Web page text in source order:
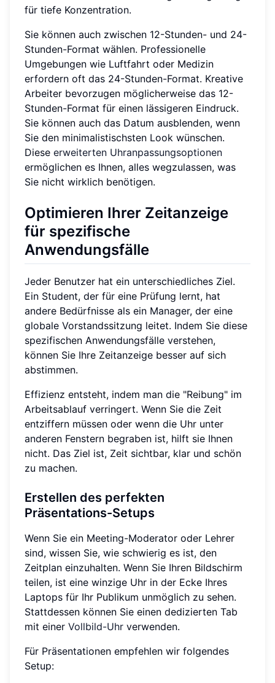
für tiefe Konzentration.
Sie können auch zwischen 12-Stunden- und 24-
Stunden-Format wählen. Professionelle
Umgebungen wie Luftfahrt oder Medizin
erfordern oft das 24-Stunden-Format. Kreative
Arbeiter bevorzugen möglicherweise das 12-
Stunden-Format für einen lässigeren Eindruck.
Sie können auch das Datum ausblenden, wenn
Sie den minimalistischsten Look wünschen.
Diese erweiterten Uhranpassungsoptionen
ermöglichen es Ihnen, alles wegzulassen, was
Sie nicht wirklich benötigen.
Optimieren Ihrer Zeitanzeige
für spezifische
Anwendungsfälle
Jeder Benutzer hat ein unterschiedliches Ziel.
Ein Student, der für eine Prüfung lernt, hat
andere Bedürfnisse als ein Manager, der eine
globale Vorstandssitzung leitet. Indem Sie diese
spezifischen Anwendungsfälle verstehen,
können Sie Ihre Zeitanzeige besser auf sich
abstimmen.
Effizienz entsteht, indem man die "Reibung" im
Arbeitsablauf verringert. Wenn Sie die Zeit
entziffern müssen oder wenn die Uhr unter
anderen Fenstern begraben ist, hilft sie Ihnen
nicht. Das Ziel ist, Zeit sichtbar, klar und schön
zu machen.
Erstellen des perfekten
Präsentations-Setups
Wenn Sie ein Meeting-Moderator oder Lehrer
sind, wissen Sie, wie schwierig es ist, den
Zeitplan einzuhalten. Wenn Sie Ihren Bildschirm
teilen, ist eine winzige Uhr in der Ecke Ihres
Laptops für Ihr Publikum unmöglich zu sehen.
Stattdessen können Sie einen dedizierten Tab
mit einer Vollbild-Uhr verwenden.
Für Präsentationen empfehlen wir folgendes
Setup: